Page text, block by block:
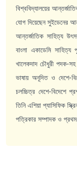
বিশ্ববিদ্যালয়ের
যোগ দিয়েছেন সুইডেনের
আন্তর্জাতিক সাহিত্য
বাংলা একাডেমি
খালেকদাদ চৌধুরী পদক-
ভাষায় অনূদিত ও দেশে-
চলচ্চিত্র দেশে-বিদেশে
তিনি এশিয়া প্যাসিফিক
পত্রিকার সম্পাদক ও